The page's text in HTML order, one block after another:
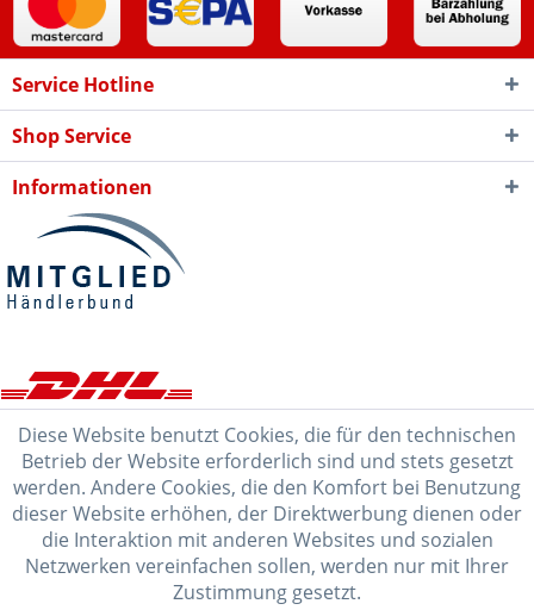
Service Hotline
Shop Service
Informationen
Diese Website benutzt Cookies, die für den technischen
Betrieb der Website erforderlich sind und stets gesetzt
werden. Andere Cookies, die den Komfort bei Benutzung
dieser Website erhöhen, der Direktwerbung dienen oder
die Interaktion mit anderen Websites und sozialen
Netzwerken vereinfachen sollen, werden nur mit Ihrer
Zustimmung gesetzt.